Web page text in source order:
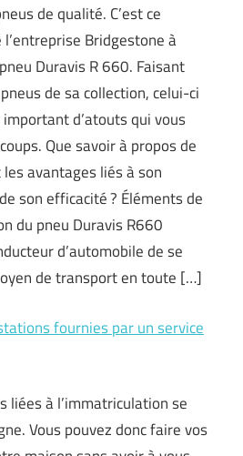
de qualité. C’est ce
Bridgestone à
Duravis R 660. Faisant
de sa collection, celui-ci
d’atouts qui vous
Que savoir à propos de
avantages liés à son
son efficacité ? Éléments de
du pneu Duravis R660
d’automobile de se
de transport en toute […]
fournies par un service
liées à l’immatriculation se
Vous pouvez donc faire vos